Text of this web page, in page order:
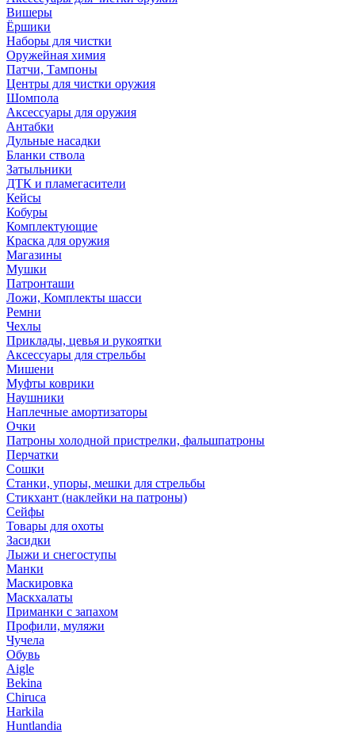
Вишеры
Ёршики
Наборы для чистки
Оружейная химия
Патчи, Тампоны
Центры для чистки оружия
Шомпола
Аксессуары для оружия
Антабки
Дульные насадки
Бланки ствола
Затыльники
ДТК и пламегасители
Кейсы
Кобуры
Комплектующие
Краска для оружия
Магазины
Мушки
Патронташи
Ложи, Комплекты шасси
Ремни
Чехлы
Приклады, цевья и рукоятки
Аксессуары для стрельбы
Мишени
Муфты коврики
Наушники
Наплечные амортизаторы
Очки
Патроны холодной пристрелки, фальшпатроны
Перчатки
Сошки
Станки, упоры, мешки для стрельбы
Стикхант (наклейки на патроны)
Сейфы
Товары для охоты
Засидки
Лыжи и снегоступы
Манки
Маскировка
Маскхалаты
Приманки с запахом
Профили, муляжи
Чучела
Обувь
Aigle
Bekina
Chiruсa
Harkila
Huntlandia